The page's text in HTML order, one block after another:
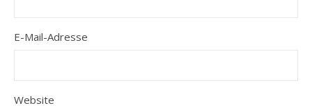
E-Mail-Adresse
Website